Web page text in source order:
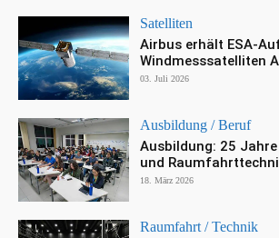
Satelliten
Airbus erhält ESA-
Windmesssatelliten
03. Juli 2026
Ausbildung / Beruf
Ausbildung: 25
und
18. März 2026
Raumfahrt / Technik